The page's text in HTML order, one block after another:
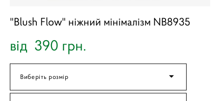
"Blush Flow" ніжний мінімалізм NB8935
від 390 грн.
Виберіть розмір